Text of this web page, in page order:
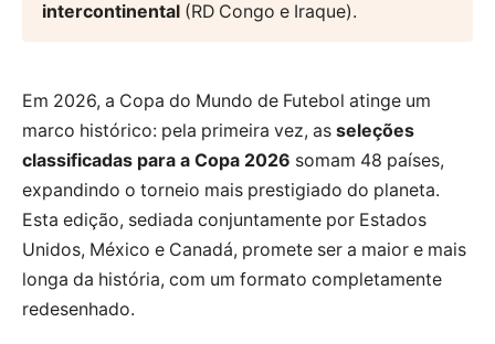
intercontinental(RD Congo e Iraque).
Em 2026, a Copa do Mundo de Futebol atinge um
marco histórico: pela primeira vez, as seleções
classificadas para a Copa 2026 somam 48 países,
expandindo o torneio mais prestigiado do planeta.
Esta edição, sediada conjuntamente por Estados
Unidos, México e Canadá, promete ser a maior e mais
longa da história, com um formato completamente
redesenhado.